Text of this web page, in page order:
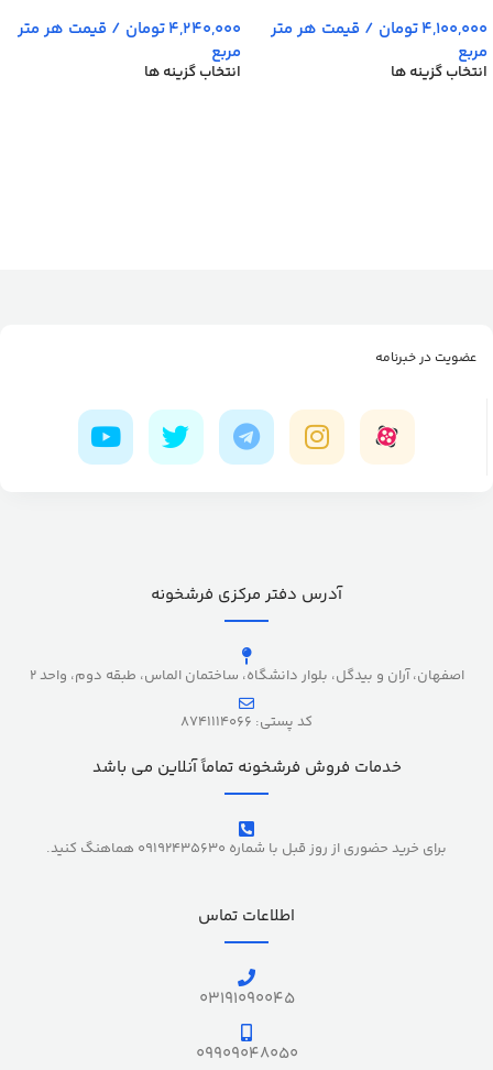
4,100,000تومان / قیمت هر متر
مربع
انتخاب گزینه ها
4,240,000تومان / قیمت هر متر
مربع
انتخاب گزینه ها
عضویت در خبرنامه
آدرس دفتر مرکزی فرشخونه
اصفهان، آران و بیدگل، بلوار دانشگاه، ساختمان الماس، طبقه دوم، واحد 2
کد پستی: 8741114066
خدمات فروش فرشخونه تماماً آنلاین می باشد
برای خرید حضوری از روز قبل با شماره 09192435630 هماهنگ کنید.
اطلاعات تماس
03191090045
09909048050